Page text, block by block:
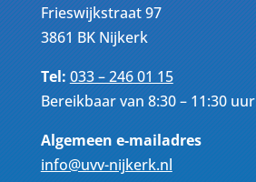
Frieswijkstraat 97
3861 BK Nijkerk
Tel:033 – 246 01 15
Bereikbaar van 8:30 – 11:30 uur
Algemeen e-mailadres
info@uvv-nijkerk.nl